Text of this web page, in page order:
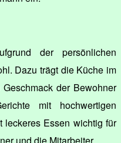
der persönlichen
Dazu trägt die Küche im
der Bewohner
mit hochwertigen
Essen wichtig für
und die Mitarbeiter.